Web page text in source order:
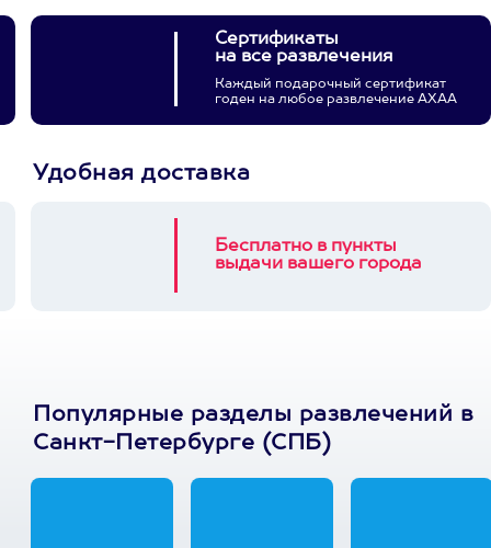
Сертификаты
на все развлечения
Каждый подарочный сертификат
годен на любое развлечение АХАА
Удобная доставка
Бесплатно в пункты
выдачи вашего города
Популярные разделы развлечений в
Санкт-Петербурге (СПБ)